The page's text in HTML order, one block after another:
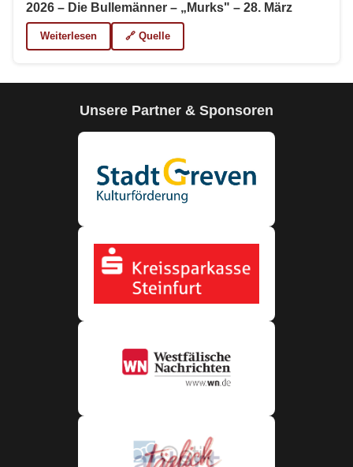
2026 – Die Bullemänner – „Murks" – 28. März
Weiterlesen 🔗 Quelle
Unsere Partner & Sponsoren